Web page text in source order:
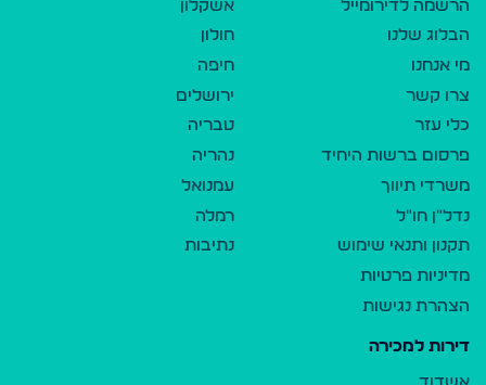
הרשמה לדירומייל
הבלוג שלנו
מי אנחנו
צרו קשר
כלי עזר
פרסום ברשות היחיד
משרדי תיווך
נדל"ן חו"ל
תקנון ותנאי שימוש
מדיניות פרטיות
הצהרת נגישות
אשקלון
חולון
חיפה
ירושלים
טבריה
נהריה
עמנואל
רמלה
נתיבות
דירות למכירה